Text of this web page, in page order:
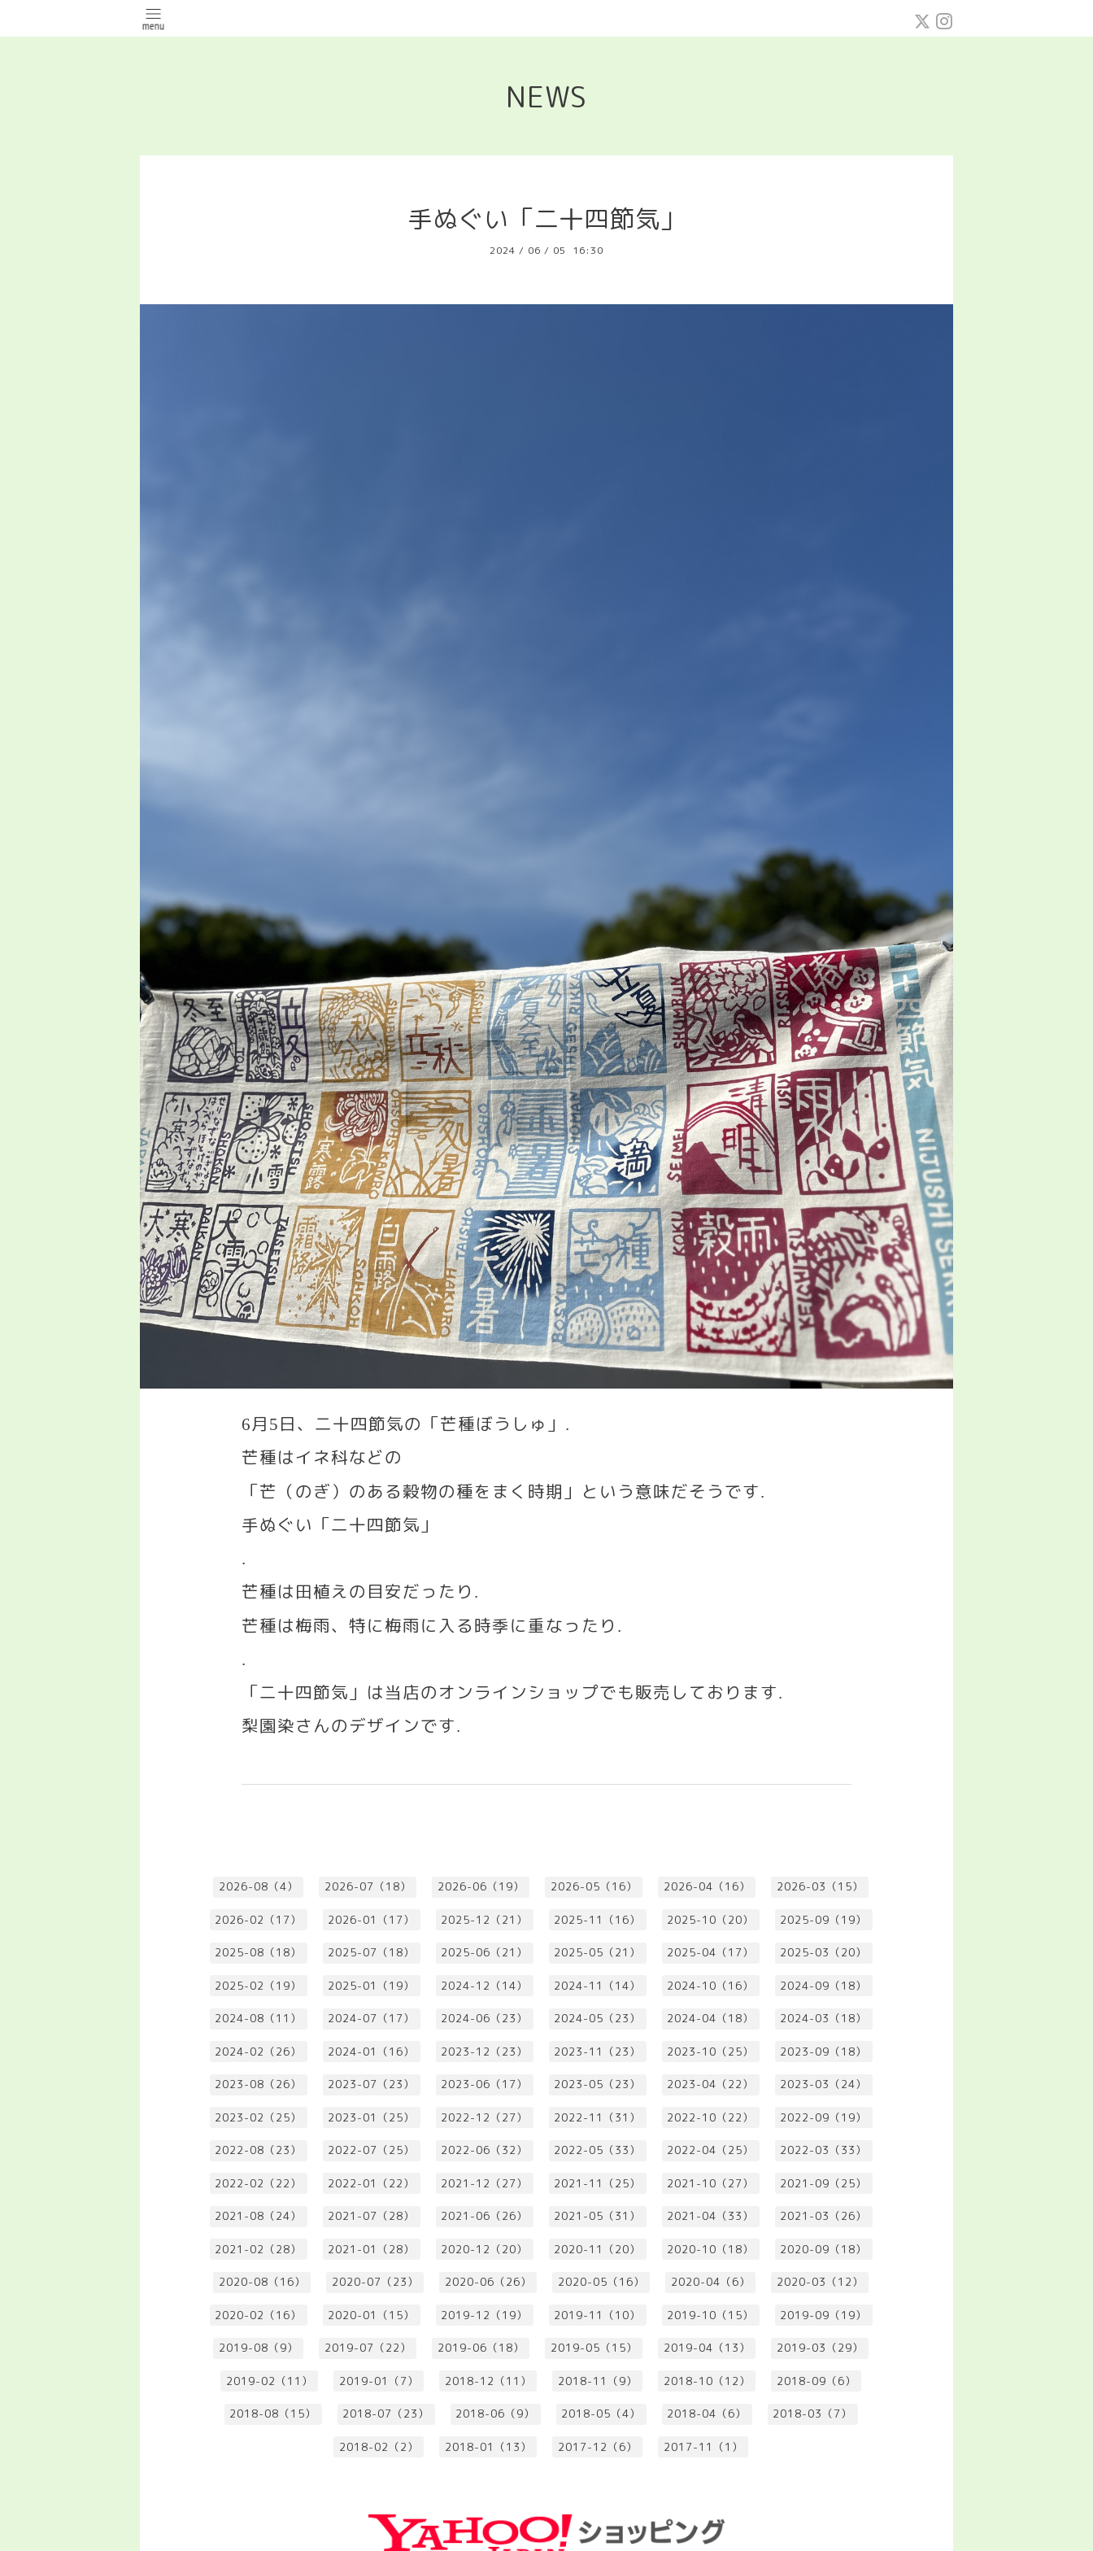
NEWS
手ぬぐい「二十四節気」
2024 / 06 / 05 16:30
6月 5 日、二十四節気の「芒種ぼうしゅ」 .
芒種はイネ科などの
「芒（のぎ）のある穀物の種をまく時期」という意味だそうです.
手ぬぐい「二十四節気」
.
芒種は田植えの目安だったり .
芒種は梅雨、特に梅雨に入る時季に重なったり .
.
「二十四節気」は当店のオンラインショップでも販売しております.
梨園染さんのデザインです.
2026-08（4） 2026-07（18） 2026-06（19） 2026-05（16） 2026-04（16） 2026-03（15）
2026-02（17） 2026-01（17） 2025-12（21） 2025-11（16） 2025-10（20） 2025-09（19）
2025-08（18） 2025-07（18） 2025-06（21） 2025-05（21） 2025-04（17） 2025-03（20）
2025-02（19） 2025-01（19） 2024-12（14） 2024-11（14） 2024-10（16） 2024-09（18）
2024-08（11） 2024-07（17） 2024-06（23） 2024-05（23） 2024-04（18） 2024-03（18）
2024-02（26） 2024-01（16） 2023-12（23） 2023-11（23） 2023-10（25） 2023-09（18）
2023-08（26） 2023-07（23） 2023-06（17） 2023-05（23） 2023-04（22） 2023-03（24）
2023-02（25） 2023-01（25） 2022-12（27） 2022-11（31） 2022-10（22） 2022-09（19）
2022-08（23） 2022-07（25） 2022-06（32） 2022-05（33） 2022-04（25） 2022-03（33）
2022-02（22） 2022-01（22） 2021-12（27） 2021-11（25） 2021-10（27） 2021-09（25）
2021-08（24） 2021-07（28） 2021-06（26） 2021-05（31） 2021-04（33） 2021-03（26）
2021-02（28） 2021-01（28） 2020-12（20） 2020-11（20） 2020-10（18） 2020-09（18）
2020-08（16） 2020-07（23） 2020-06（26） 2020-05（16） 2020-04（6） 2020-03（12）
2020-02（16） 2020-01（15） 2019-12（19） 2019-11（10） 2019-10（15） 2019-09（19）
2019-08（9） 2019-07（22） 2019-06（18） 2019-05（15） 2019-04（13） 2019-03（29）
2019-02（11） 2019-01（7） 2018-12（11） 2018-11（9） 2018-10（12） 2018-09（6）
2018-08（15） 2018-07（23） 2018-06（9） 2018-05（4） 2018-04（6） 2018-03（7）
2018-02（2） 2018-01（13） 2017-12（6） 2017-11（1）